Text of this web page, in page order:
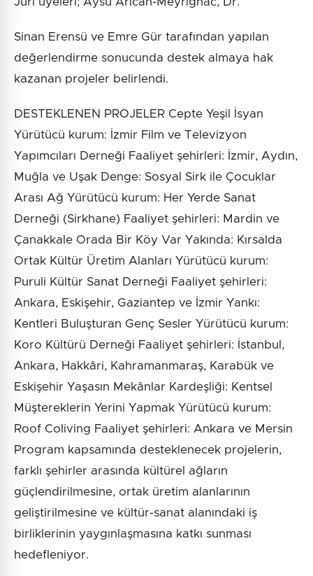
Sinan Erensü ve Emre Gür tarafından yapılan
değerlendirme sonucunda destek almaya hak
kazanan projeler belirlendi.
DESTEKLENEN PROJELER Cepte Yeşil İsyan
Yürütücü kurum: İzmir Film ve Televizyon
Yapımcıları Derneği Faaliyet şehirleri: İzmir, Aydın,
Muğla ve Uşak Denge: Sosyal Sirk ile Çocuklar
Arası Ağ Yürütücü kurum: Her Yerde Sanat
Derneği (Sirkhane) Faaliyet şehirleri: Mardin ve
Çanakkale Orada Bir Köy Var Yakında: Kırsalda
Ortak Kültür Üretim Alanları Yürütücü kurum:
Puruli Kültür Sanat Derneği Faaliyet şehirleri:
Ankara, Eskişehir, Gaziantep ve İzmir Yankı:
Kentleri Buluşturan Genç Sesler Yürütücü kurum:
Koro Kültürü Derneği Faaliyet şehirleri: İstanbul,
Ankara, Hakkâri, Kahramanmaraş, Karabük ve
Eskişehir Yaşasın Mekânlar Kardeşliği: Kentsel
Müştereklerin Yerini Yapmak Yürütücü kurum:
Roof Coliving Faaliyet şehirleri: Ankara ve Mersin
Program kapsamında desteklenecek projelerin,
farklı şehirler arasında kültürel ağların
güçlendirilmesine, ortak üretim alanlarının
geliştirilmesine ve kültür-sanat alanındaki iş
birliklerinin yaygınlaşmasına katkı sunması
hedefleniyor.